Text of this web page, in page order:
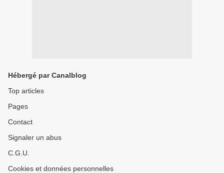
Hébergé par Canalblog
Top articles
Pages
Contact
Signaler un abus
C.G.U.
Cookies et données personnelles